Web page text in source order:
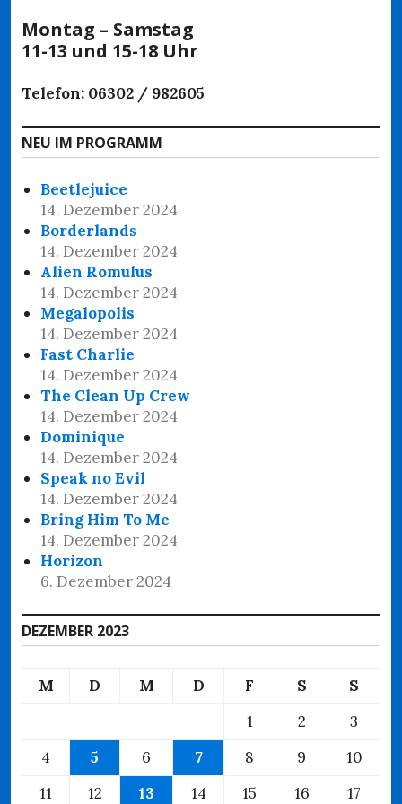
Montag – Samstag
11-13 und 15-18 Uhr
Telefon: 06302 / 982605
NEU IM PROGRAMM
Beetlejuice
14. Dezember 2024
Borderlands
14. Dezember 2024
Alien Romulus
14. Dezember 2024
Megalopolis
14. Dezember 2024
Fast Charlie
14. Dezember 2024
The Clean Up Crew
14. Dezember 2024
Dominique
14. Dezember 2024
Speak no Evil
14. Dezember 2024
Bring Him To Me
14. Dezember 2024
Horizon
6. Dezember 2024
DEZEMBER 2023
M D M D F S
S
1
2
3
4
5 6 7 8 9
10
11
12 13 14 15 16 17